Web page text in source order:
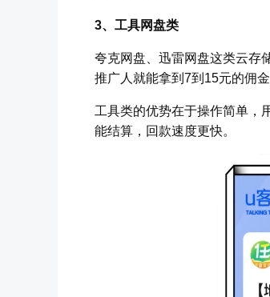
3、工具网盘类
夸克网盘、迅雷网盘这类云存
推广人就能拿到7到15元的佣金
工具类的优势在于操作简单，
能结算，回款速度更快。